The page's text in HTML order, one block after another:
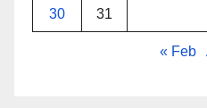
30 31
« Feb